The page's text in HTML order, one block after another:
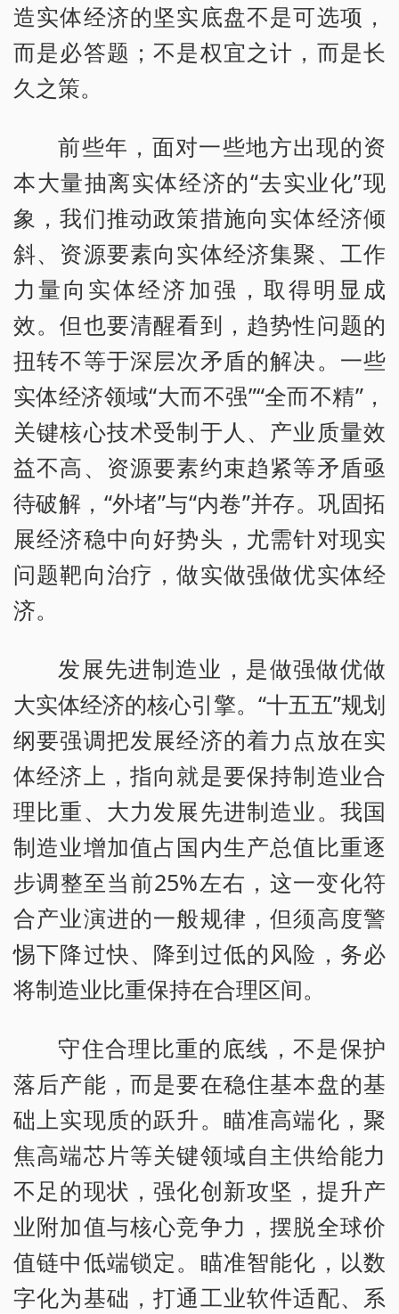
造实体经济的坚实底盘不是可选项，
而是必答题；不是权宜之计，而是长
久之策。
前些年，面对一些地方出现的资
本大量抽离实体经济的“去实业化”现
象，我们推动政策措施向实体经济倾
斜、资源要素向实体经济集聚、工作
力量向实体经济加强，取得明显成
效。但也要清醒看到，趋势性问题的
扭转不等于深层次矛盾的解决。一些
实体经济领域“大而不强”“全而不精”，
关键核心技术受制于人、产业质量效
益不高、资源要素约束趋紧等矛盾亟
待破解，“外堵”与“内卷”并存。巩固拓
展经济稳中向好势头，尤需针对现实
问题靶向治疗，做实做强做优实体经
济。
发展先进制造业，是做强做优做
大实体经济的核心引擎。“十五五”规划
纲要强调把发展经济的着力点放在实
体经济上，指向就是要保持制造业合
理比重、大力发展先进制造业。我国
制造业增加值占国内生产总值比重逐
步调整至当前25%左右，这一变化符
合产业演进的一般规律，但须高度警
惕下降过快、降到过低的风险，务必
将制造业比重保持在合理区间。
守住合理比重的底线，不是保护
落后产能，而是要在稳住基本盘的基
础上实现质的跃升。瞄准高端化，聚
焦高端芯片等关键领域自主供给能力
不足的现状，强化创新攻坚，提升产
业附加值与核心竞争力，摆脱全球价
值链中低端锁定。瞄准智能化，以数
字化为基础，打通工业软件适配、系